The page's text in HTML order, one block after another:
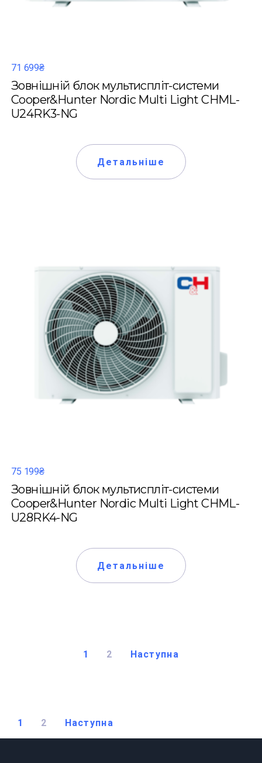
71 699₴
Зовнішній блок мультиспліт-системи
Cooper&Hunter Nordic Multi Light CHML-
U24RK3-NG
Детальніше
75 199₴
Зовнішній блок мультиспліт-системи
Cooper&Hunter Nordic Multi Light CHML-
U28RK4-NG
Детальніше
1 2 Наступна
1 2 Наступна